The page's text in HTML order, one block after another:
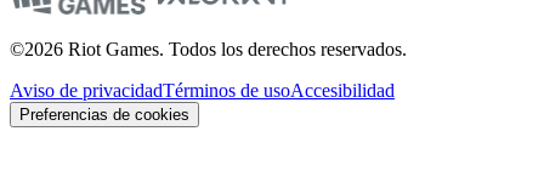
©2026 Riot Games. Todos los derechos reservados.
Aviso de privacidadTérminos de usoAccesibilidad
Preferencias de cookies